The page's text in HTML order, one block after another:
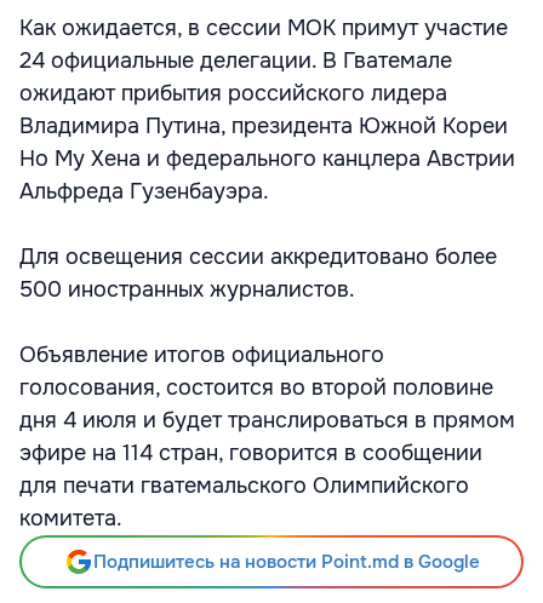
Как ожидается, в сессии МОК примут участие
24 официальные делегации. В Гватемале
ожидают прибытия российского лидера
Владимира Путина, президента Южной Кореи
Но Му Хена и федерального канцлера Австрии
Альфреда Гузенбауэра.
Для освещения сессии аккредитовано более
500 иностранных журналистов.
Объявление итогов официального
голосования, состоится во второй половине
дня 4 июля и будет транслироваться в прямом
эфире на 114 стран, говорится в сообщении
для печати гватемальского Олимпийского
комитета.
Подпишитесь на новости Point.md в Google